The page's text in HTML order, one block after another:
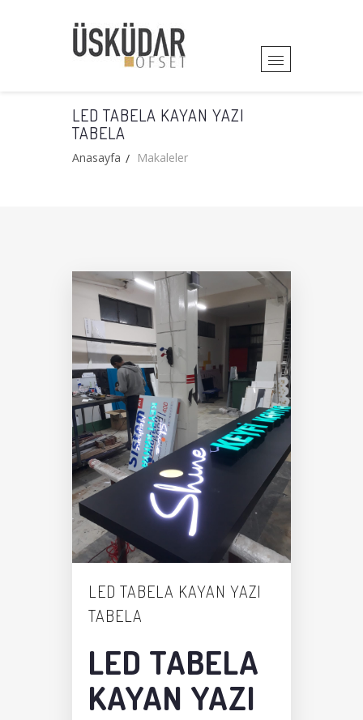
LED TABELA KAYAN YAZI
TABELA
Anasayfa Makaleler
LED TABELA KAYAN YAZI
TABELA
LED TABELA
KAYAN YAZI